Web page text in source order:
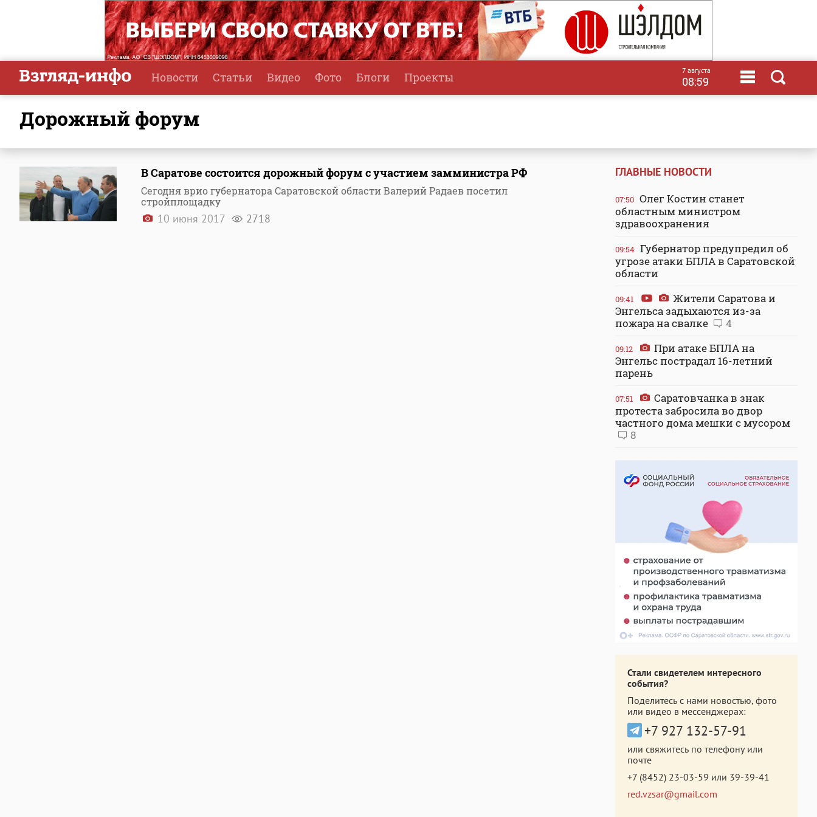
Новости Статьи Видео Фото Блоги Проекты 7 августа
08:59
дорожный форум
В Саратове состоится дорожный форум с участием замминистра РФ
Сегодня врио губернатора Саратовской области Валерий Радаев посетил
стройплощадку
10 июня 2017 2718
ГЛАВНЫЕ НОВОСТИ
07:50 Олег Костин станет
областным министром
здравоохранения
09:54 Губернатор предупредил об
угрозе атаки БПЛА в Саратовской
области
09:41
Жители Саратова и
Энгельса задыхаются из-за
пожара на свалке
4
09:12
При атаке БПЛА на
Энгельс пострадал 16-летний
парень
07:51
Саратовчанка в знак
протеста забросила во двор
частного дома мешки с мусором
8
Стали свидетелем интересного
события?
Поделитесь с нами новостью, фото
или видео в мессенджерах:
+7 927 132-57-91
или свяжитесь по телефону или
почте
+7 (8452) 23-03-59 или 39-39-41
red.vzsar@gmail.com